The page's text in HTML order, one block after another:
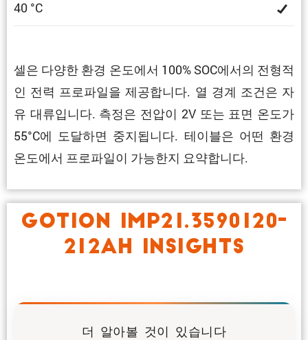
40 °C
셀은 다양한 환경 온도에서 100% SOC에서의 전형적
인 전력 프로파일을 제공합니다. 열 경계 조건은 자
유 대류입니다. 측정은 전압이 2V 또는 표면 온도가
55°C에 도달하면 중지됩니다. 테이블은 어떤 환경
온도에서 프로파일이 가능한지 요약합니다.
GOTION IMP21.3590120-
212AH INSIGHTS
더 알아볼 것이 있습니다